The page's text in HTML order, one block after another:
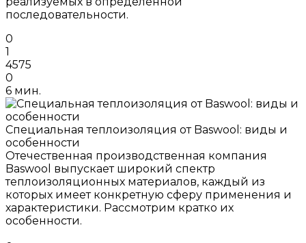
последовательности.
0
1
4575
0
6 мин.
Специальная теплоизоляция от Baswool: виды и
особенности
Отечественная производственная компания
Baswool выпускает широкий спектр
теплоизоляционных материалов, каждый из
которых имеет конкретную сферу применения и
характеристики. Рассмотрим кратко их
особенности.